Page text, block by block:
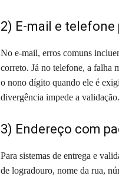
2) E-mail e
No e-mail, erros comuns
correto. Já no telefone, a falha
o nono dígito quando ele é
divergência impede a validação.
3) Endereço com
Para sistemas de entrega e
de logradouro, nome da rua,